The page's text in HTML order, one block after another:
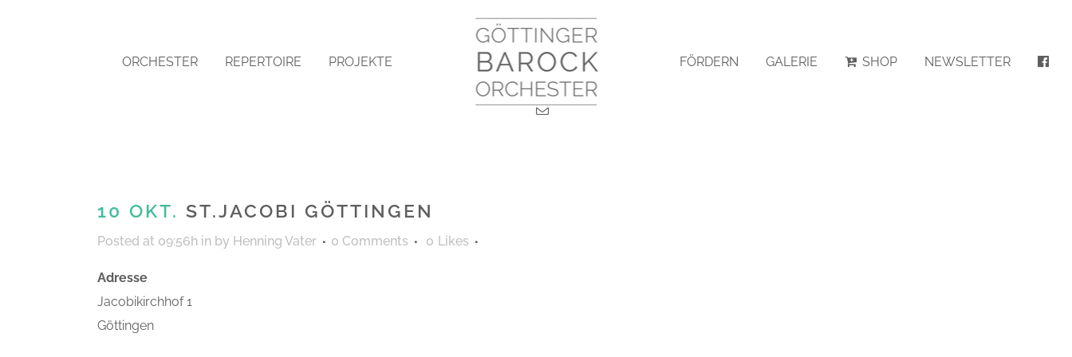
ORCHESTER REPERTOIRE PROJEKTE FÖRDERN GALERIE SHOP NEWSLETTER
10 OKT. ST.JACOBI GÖTTINGEN
Posted at 09:56h in by Henning Vater 0 Comments 0 Likes
Adresse
Jacobikirchhof 1
Göttingen